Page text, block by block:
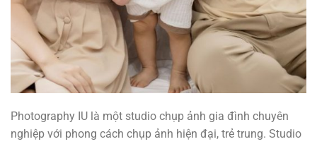
Photography IU là một studio chụp ảnh gia đình chuyên
nghiệp với phong cách chụp ảnh hiện đại, trẻ trung. Studio